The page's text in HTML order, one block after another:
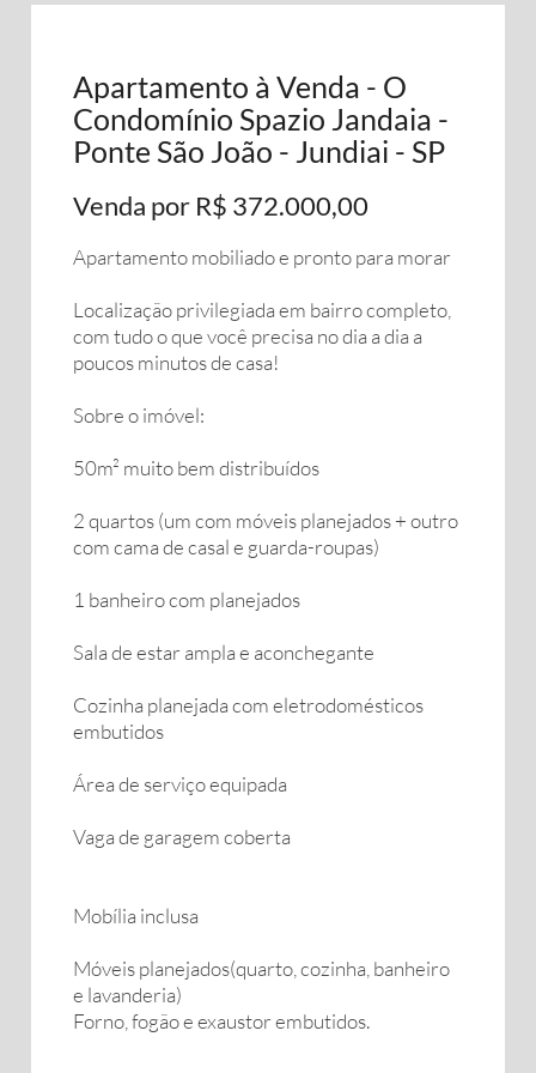
Apartamento à Venda - O
Condomínio Spazio Jandaia -
Ponte São João - Jundiai - SP
Venda por R$ 372.000,00
Apartamento mobiliado e pronto para morar
Localização privilegiada em bairro completo,
com tudo o que você precisa no dia a dia a
poucos minutos de casa!
Sobre o imóvel:
50m² muito bem distribuídos
2 quartos (um com móveis planejados + outro
com cama de casal e guarda-roupas)
1 banheiro com planejados
Sala de estar ampla e aconchegante
Cozinha planejada com eletrodomésticos
embutidos
Área de serviço equipada
Vaga de garagem coberta
Mobília inclusa
Móveis planejados(quarto, cozinha, banheiro
e lavanderia)
Forno, fogão e exaustor embutidos.